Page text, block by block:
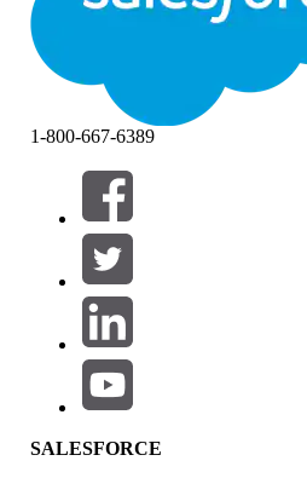
Filter (0)
VÄLJ FILTER
Produktområde
Funktionspåverkan
1-800-667-6389
SALESFORCE